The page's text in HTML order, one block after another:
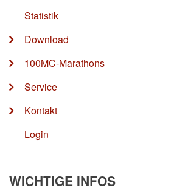
Statistik
Download
100MC-Marathons
Service
Kontakt
Login
WICHTIGE INFOS